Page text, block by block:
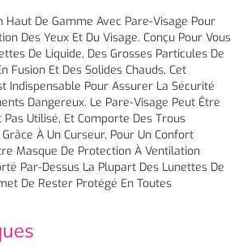
Haut De Gamme Avec Pare-Visage Pour
Des Yeux Et Du Visage. Conçu Pour Vous
De Liquide, Des Grosses Particules De
Fusion Et Des Solides Chauds, Cet
Indispensable Pour Assurer La Sécurité
Dangereux. Le Pare-Visage Peut Être
Pas Utilisé, Et Comporte Des Trous
À Un Curseur, Pour Un Confort
Masque De Protection À Ventilation
Par-Dessus La Plupart Des Lunettes De
De Rester Protégé En Toutes